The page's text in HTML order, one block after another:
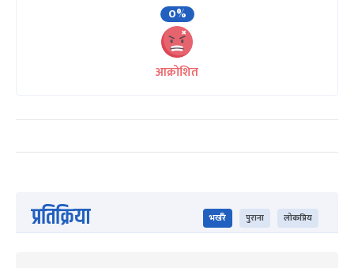
0%
आक्रोशित
प्रतिक्रिया भर्खरै पुराना लोकप्रिय